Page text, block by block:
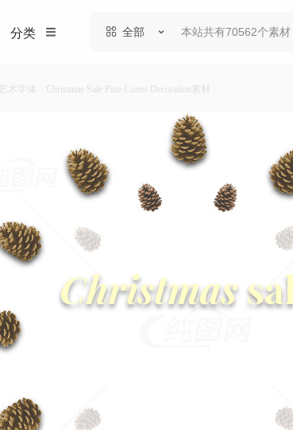
分类 全部
艺术字体 Christmas Sale Pine Cones Decoration素材